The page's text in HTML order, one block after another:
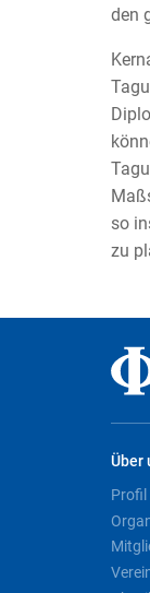
den
so
zu
Über
Profil